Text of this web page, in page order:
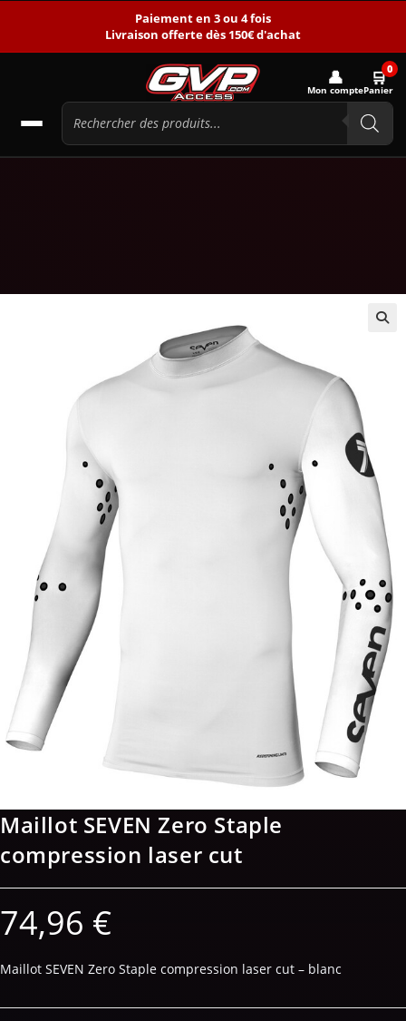
Paiement en 3 ou 4 fois
Livraison offerte dès 150€ d'achat
👤
Mon compte
🛒0
Panier
Maillot SEVEN Zero Staple
compression laser cut
74,96 €
Maillot SEVEN Zero Staple compression laser cut – blanc